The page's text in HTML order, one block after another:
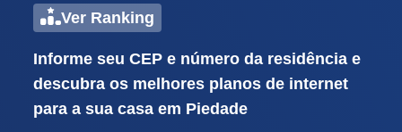
Ver Ranking
Informe seu CEP e número da residência e
descubra os melhores planos de internet
para a sua casa em Piedade